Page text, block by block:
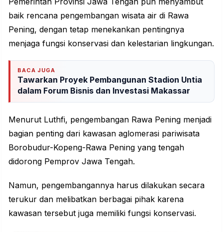
baik rencana pengembangan wisata air di Rawa
Pening, dengan tetap menekankan pentingnya
menjaga fungsi konservasi dan kelestarian lingkungan.
BACA JUGA
Tawarkan Proyek Pembangunan Stadion Untia
dalam Forum Bisnis dan Investasi Makassar
Menurut Luthfi, pengembangan Rawa Pening menjadi
bagian penting dari kawasan aglomerasi pariwisata
Borobudur-Kopeng-Rawa Pening yang tengah
didorong Pemprov Jawa Tengah.
Namun, pengembangannya harus dilakukan secara
terukur dan melibatkan berbagai pihak karena
kawasan tersebut juga memiliki fungsi konservasi.